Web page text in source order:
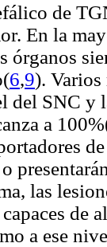
de
En la
órganos
6,9). Varios
del SNC y
a
las
de
a ese